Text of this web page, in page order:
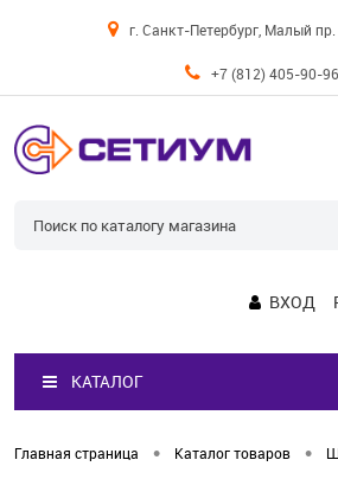
г. Санкт-Петербург, Малый
+7 (812) 405-90-96
ВХОД
КАТАЛОГ
Главная страница • Каталог товаров •